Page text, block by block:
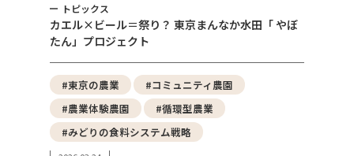
トピックス
カエル×ビール＝祭り？ 東京まんなか水田「 やぼ
たん」プロジェクト
#東京の農業
#コミュニティ農園
#農業体験農園
#循環型農業
#みどりの食料システム戦略